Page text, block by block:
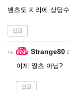
벤츠도 지리에 상당
답글
Strange80
이제 짱츠 아님?
답글